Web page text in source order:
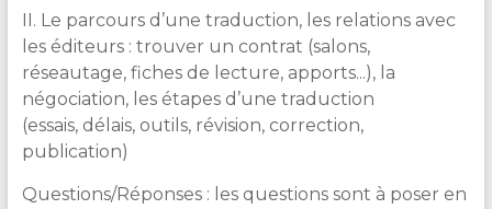
II. Le parcours d’une traduction, les relations avec
les éditeurs : trouver un contrat (salons,
réseautage, fiches de lecture, apports...), la
négociation, les étapes d’une traduction
(essais, délais, outils, révision, correction,
publication)
Questions/Réponses : les questions sont à poser en